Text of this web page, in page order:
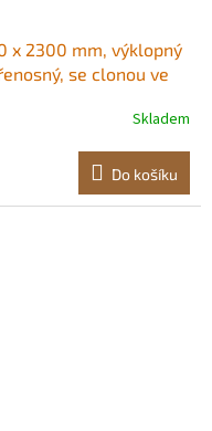
x 2300 mm, výklopný
se clonou ve
aktivity, béžový
Skladem
Do košíku